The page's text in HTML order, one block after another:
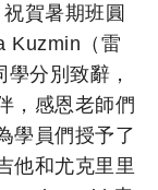
賀暑期班圓
Kuzmin（雷
分別致辭，
，感恩老師們
學員們授予了
他和尤克里里